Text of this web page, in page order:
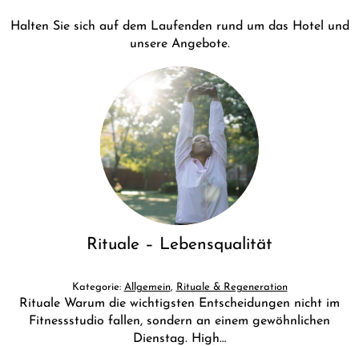
Halten Sie sich auf dem Laufenden rund um das Hotel und
unsere Angebote.
Rituale – Lebensqualität
Kategorie: Allgemein, Rituale & Regeneration
Rituale Warum die wichtigsten Entscheidungen nicht im
Fitnessstudio fallen, sondern an einem gewöhnlichen
Dienstag. High…